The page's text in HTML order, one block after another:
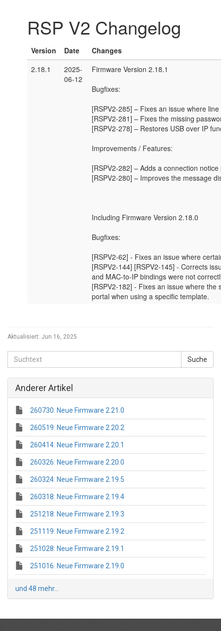
Aktualisiert: Jun 16, 2025
Anderer Artikel
260730: Neue Firmware 2.21.0
260519: Neue Firmware 2.20.2
260414: Neue Firmware 2.20.1
260326: Neue Firmware 2.20.0
260324: Neue Firmware 2.19.5
260318: Neue Firmware 2.19.4
251218: Neue Firmware 2.19.3
251119: Neue Firmware 2.19.2
251028: Neue Firmware 2.19.1
251016: Neue Firmware 2.19.0
und 48 mehr...